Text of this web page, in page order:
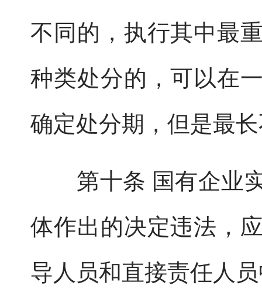
不同的，执行其中最
种类处分的，可以在
确定处分期，但是最
第十条 国有企业实
体作出的决定违法，
导人员和直接责任人